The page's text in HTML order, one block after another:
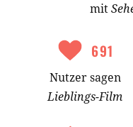
mit
691
Nutzersagen
Lieblings-Film